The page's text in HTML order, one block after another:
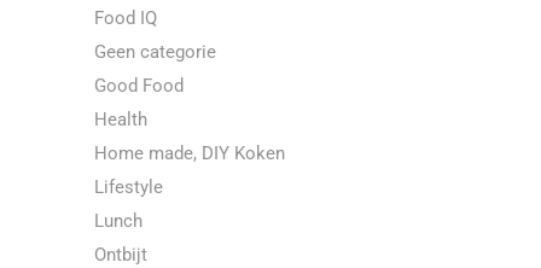
Food IQ
Geen categorie
Good Food
Health
Home made, DIY Koken
Lifestyle
Lunch
Ontbijt